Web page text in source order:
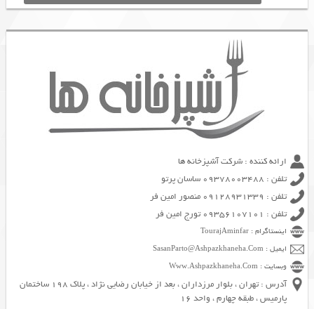
ارائه کننده : شرکت آشپزخانه ها
تلفن : 09378003488 ساسان پرتو
تلفن : 09128931339 منصور امین فر
تلفن : 09356107101 تورج امین فر
اینستاگرام : TourajAminfar
ایمیل : SasanParto@Ashpazkhaneha.Com
وبسایت : Www.Ashpazkhaneha.Com
آدرس : تهران ، بلوار مرزداران ، بعد از خیابان رضایی نژاد ، پلاک 198 ساختمان
پارمیس ، طبقه چهارم ، واحد 16